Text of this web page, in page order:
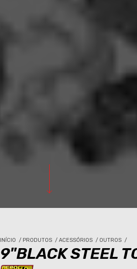
INÍCIO / PRODUTOS / ACESSÓRIOS / OUTROS /
9"BLACK STEEL